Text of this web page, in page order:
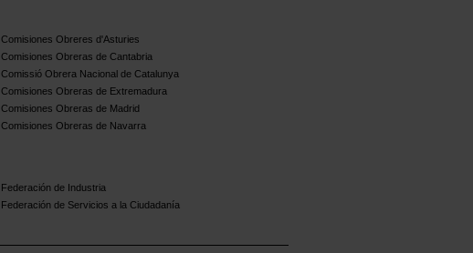
Comisiones Obreres d'Asturies
Comisiones Obreras de Cantabria
Comissió Obrera Nacional de Catalunya
Comisiones Obreras de Extremadura
Comisiones Obreras de Madrid
Comisiones Obreras de Navarra
Federación de Industria
Federación de Servicios a la Ciudadanía